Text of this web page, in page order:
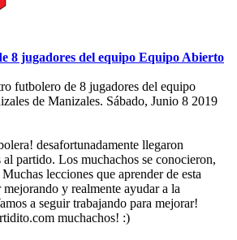
8 jugadores del equipo Equipo Abierto
futbolero de 8 jugadores del equipo
de Manizales. Sábado, Junio 8 2019
desafortunadamente llegaron
partido. Los muchachos se conocieron,
lecciones que aprender de esta
y realmente ayudar a la
a seguir trabajando para mejorar!
muchachos! :)